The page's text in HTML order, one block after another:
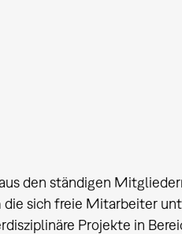
den ständigen
die sich freie Mitarbeiter
Projekte in